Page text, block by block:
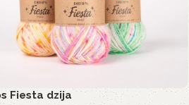
Fiesta dzija